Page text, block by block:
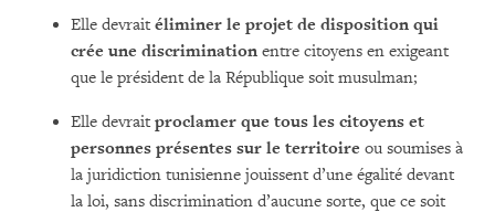
Elle devrait éliminer le projet de disposition qui
crée une discrimination entre citoyens en exigeant
que le président de la République soit musulman;
Elle devrait proclamer que tous les citoyens et
personnes présentes sur le territoire ou soumises à
la juridiction tunisienne jouissent d’une égalité devant
la loi, sans discrimination d’aucune sorte, que ce soit